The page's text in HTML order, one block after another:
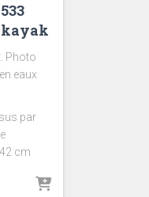
Photo
eaux
par
cm